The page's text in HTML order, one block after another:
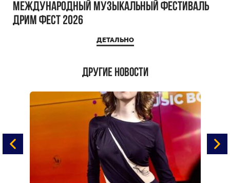
Международный музыкальный фестиваль
ДРИМ ФЕСТ 2026
ДЕТАЛЬНО
Другие новости